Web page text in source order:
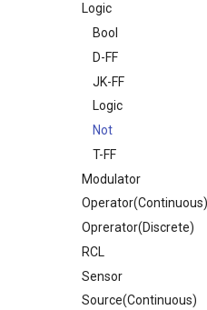
SeriesList
Get Started
CCTracer
PNP Transistor
Ground2
Ground3
Image Block
Text Block
Wire
Diode
Diode Bridge
Photo Coupler
Shunt Regulator
Thyristor
Zener
Gate Driver
Gate Driver 3Phase
Gate Driver 3Phase
Gate Driver1
Gate Isolator
Logic
Bool
D-FF
JK-FF
Logic
Not
T-FF
Modulator
DPM
PWM
SFM
Operator(Continuous)
Comparator
Delay Pulse
Differentiator
Ideal Operational
Oprerator(Discrete)
Arithmetic
Function
Table
RCL
Capacitor
Inductor
Sensor
3Phase Delta
Source(Continuous)